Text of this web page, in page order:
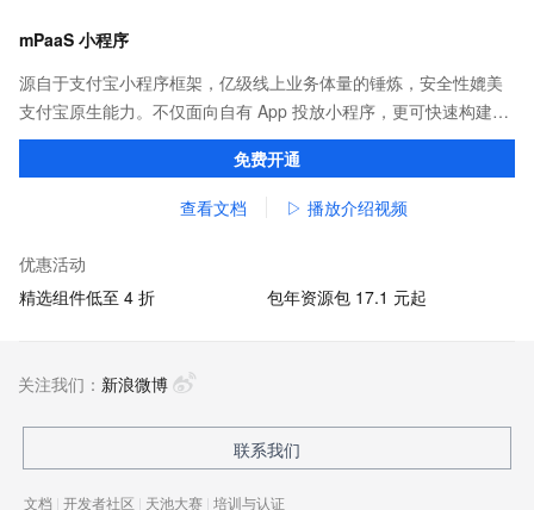
mPaaS 小程序
源自于支付宝小程序框架，亿级线上业务体量的锤炼，安全性媲美
支付宝原生能力。不仅面向自有 App 投放小程序，更可快速构建打
包，覆盖支付宝、淘宝、钉钉等应用。
免费开通
查看文档 ▷ 播放介绍视频
优惠活动
精选组件低至 4 折
包年资源包 17.1 元起
关注我们： 新浪微博
联系我们
文档 | 开发者社区 | 天池大赛 | 培训与认证